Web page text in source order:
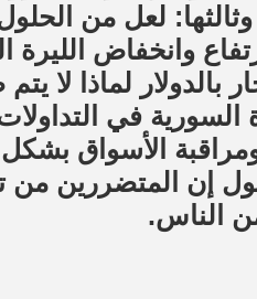
لعل من
وانخفاض
بالدولار لماذا لا
السورية في
ومراقبة الأسواق
إن المتضررين من
الناس.